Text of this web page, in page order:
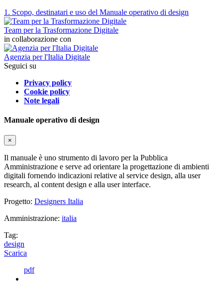
1. Scopo, destinatari e uso del Manuale operativo di design
Team per la Trasformazione Digitale
in collaborazione con
Agenzia per l'Italia Digitale
Seguici su
Privacy policy
Cookie policy
Note legali
Manuale operativo di design
×
Il manuale è uno strumento di lavoro per la Pubblica
Amministrazione e serve ad orientare la progettazione di ambienti
digitali fornendo indicazioni relative al service design, alla user
research, al content design e alla user interface.
Progetto: Designers Italia
Amministrazione: italia
Tag:
design
Scarica
pdf